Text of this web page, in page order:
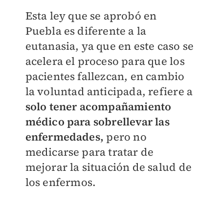
Esta ley que se aprobó en
Puebla es diferente a la
eutanasia, ya que en este caso se
acelera el proceso para que los
pacientes fallezcan, en cambio
la voluntad anticipada, refiere a
solo tener acompañamiento
médico para sobrellevar las
enfermedades, pero no
medicarse para tratar de
mejorar la situación de salud de
los enfermos.